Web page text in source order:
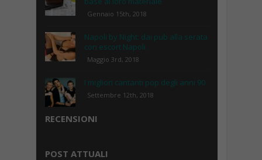
Gennaio 15th, 2018
Napoli by Night: dai pub alla serata
con escort Napoli.
Maggio 3rd, 2018
I migliori cantanti pop degli anni 90
Settembre 12th, 2018
RECENSIONI
POST ATTUALI